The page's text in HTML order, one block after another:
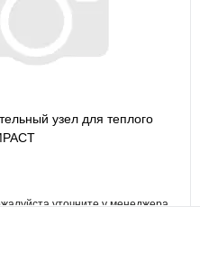
узел для теплого
уточните у менеджера